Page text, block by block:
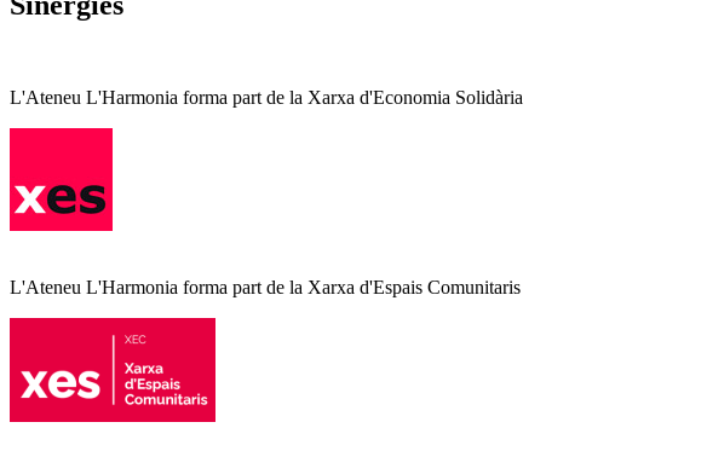
L'Ateneu L'Harmonia forma part de la Xarxa d'Economia Solidària
L'Ateneu L'Harmonia forma part de la Xarxa d'Espais Comunitaris